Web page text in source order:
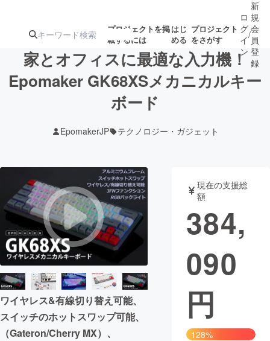
プロジェクトを掲
載するには
はじ
める
プロジェクト
をさがす
注目の新着プロ
募集終了が近いプ
テクノロジー・ガジェット
映像・映画 書籍・雑誌
ビジネス・起業 チャレンジ
まちづくり・地域活性化
CAMPFIRE for Social Good
CAMPFIRE Creation
ロ
グ
イ
ン
/
新
規
会
員
登
録
家とオフィスに最適な入力機！
Epomaker GK68XSメカニカルキー
ボード
EpomakerJP テクノロジー・ガジェット
ワイヤレス&有線切り替え可能、
スイッチのホットスワップ可能、
（Gateron/Cherry MX）、
現在の支援総
額
384,
090
円
128%